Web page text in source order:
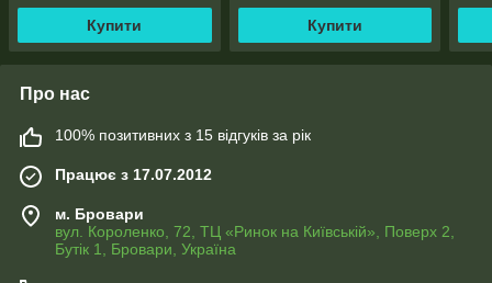
Купити Купити
Про нас
100% позитивних з 15 відгуків за рік
Працює з 17.07.2012
м. Бровари
вул. Короленко, 72, ТЦ «Ринок на Київській», Поверх 2,
Бутік 1, Бровари, Україна